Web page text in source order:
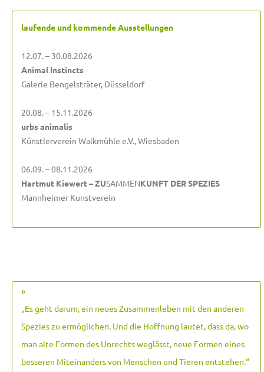
laufende und kommende Ausstellungen
12.07. – 30.08.2026
Animal Instincts
Galerie Bengelsträter, Düsseldorf
20.08. – 15.11.2026
urbs animalis
Künstlerverein Walkmühle e.V., Wiesbaden
06.09. – 08.11.2026
Hartmut Kiewert – ZUSAMMENKUNFT DER SPEZIES
Mannheimer Kunstverein
»
„Es geht darum, ein neues Zusammenleben mit den anderen
Spezies zu ermöglichen. Und die Hoffnung lautet, dass da, wo
man alte Formen des Unrechts weglässt, neue Formen eines
besseren Miteinanders von Menschen und Tieren entstehen.“